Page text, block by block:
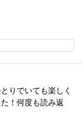
りでいても楽しく
！何度も読み返